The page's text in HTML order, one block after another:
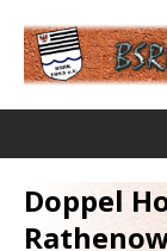
Doppel